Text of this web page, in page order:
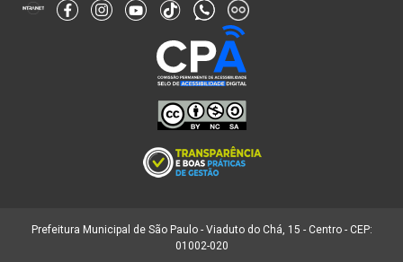
Prefeitura Municipal de São Paulo - Viaduto do Chá, 15 - Centro - CEP:
01002-020